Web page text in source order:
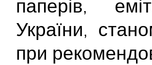
паперів,
України,
при